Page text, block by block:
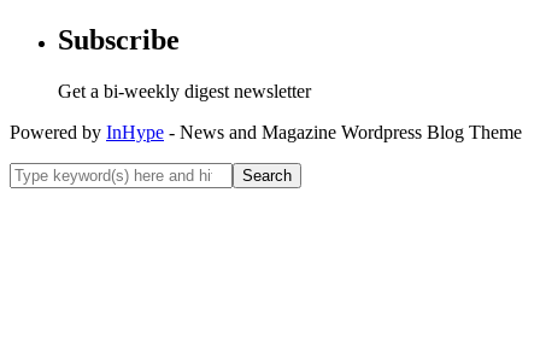
Subscribe
Get a bi-weekly digest newsletter
Powered by InHype - News and Magazine Wordpress Blog Theme